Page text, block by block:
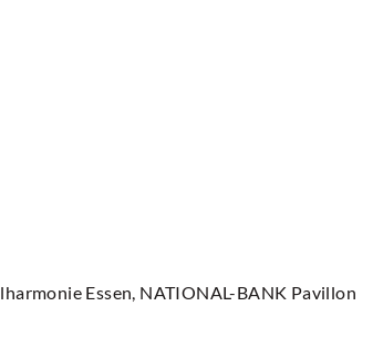
Essen, NATIONAL-BANK Pavillon